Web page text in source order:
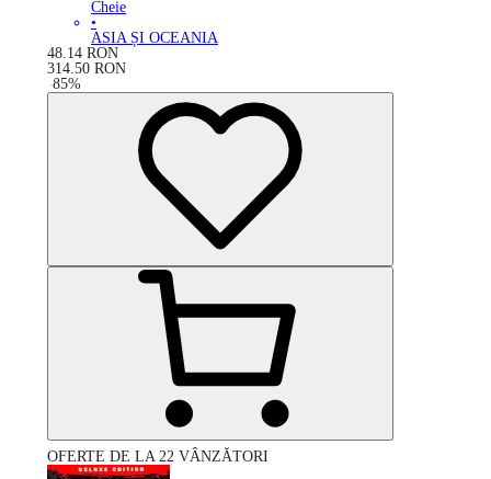
Cheie
•
ASIA ȘI OCEANIA
48.14 RON
314.50 RON
-85%
OFERTE DE LA 22 VÂNZĂTORI